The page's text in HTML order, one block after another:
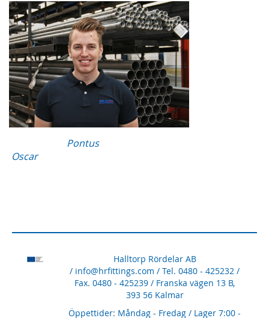
Pontus
Oscar
Halltorp Rördelar AB
/ info@hrfittings.com / Tel. 0480 - 425232 /
Fax. 0480 - 425239 / Franska vägen 13 B,
393 56 Kalmar
Öppettider: Måndag - Fredag / Lager 7:00 -